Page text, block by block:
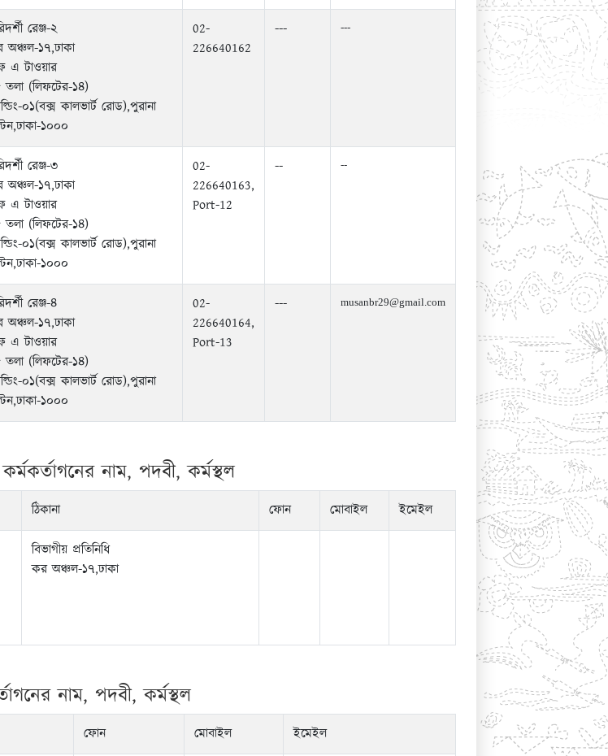
রেঞ্জ-২
অঞ্চল-১৭,ঢাকা
এ টাওয়ার
তলা (লিফটের-১৪)
০১(বক্স কালভার্ট রোড),পুরানা
১০০০
02-
226640162
--- ---
রেঞ্জ-৩
অঞ্চল-১৭,ঢাকা
এ টাওয়ার
তলা (লিফটের-১৪)
০১(বক্স কালভার্ট রোড),পুরানা
১০০০
02-
226640163,
Port-12
-- --
রেঞ্জ-৪
অঞ্চল-১৭,ঢাকা
এ টাওয়ার
তলা (লিফটের-১৪)
০১(বক্স কালভার্ট রোড),পুরানা
১০০০
02-
226640164,
Port-13
--- musanbr29@gmail.com
নাম, পদবী, কর্মস্থল
ঠিকানা ফোন মোবাইল ইমেইল
বিভাগীয় প্রতিনিধি
কর অঞ্চল-১৭,ঢাকা
নাম, পদবী, কর্মস্থল
ফোন মোবাইল ইমেইল